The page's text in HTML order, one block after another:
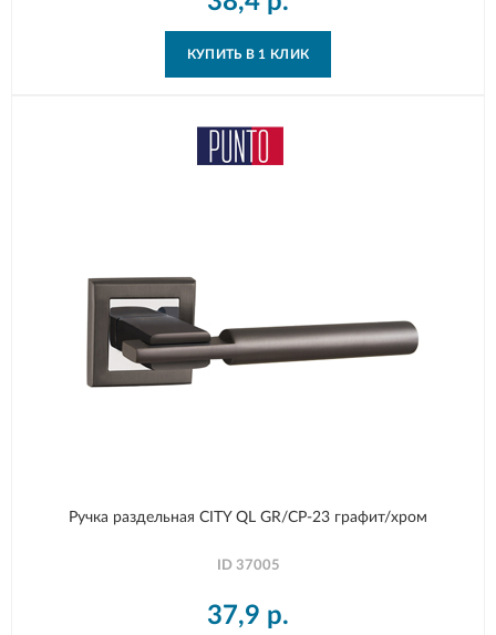
КУПИТЬ В 1 КЛИК
Ручка раздельная CITY QL GR/CP-23 графит/хром
ID 37005
37,9 р.